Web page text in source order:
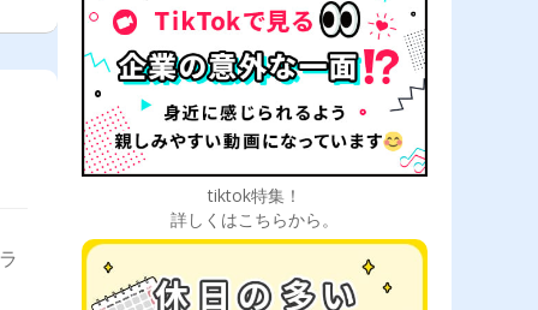
tiktok特集！
詳しくはこちらから。